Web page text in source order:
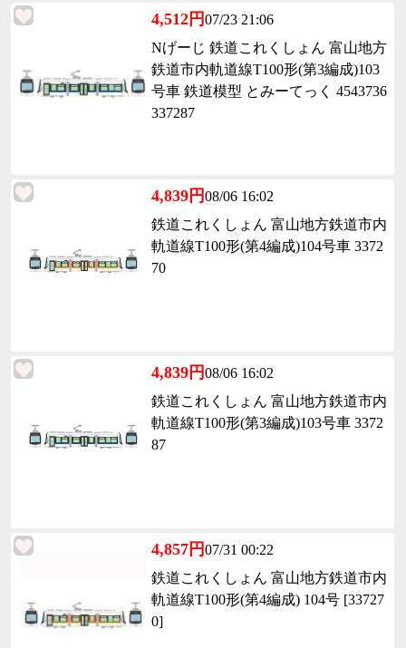
4,512円07/23 21:06
Nげーじ 鉄道これくしょん 富山地方
鉄道市内軌道線T100形(第3編成)103
号車 鉄道模型 とみーてっく 4543736
337287
4,839円08/06 16:02
鉄道これくしょん 富山地方鉄道市内
軌道線T100形(第4編成)104号車 3372
70
4,839円08/06 16:02
鉄道これくしょん 富山地方鉄道市内
軌道線T100形(第3編成)103号車 3372
87
4,857円07/31 00:22
鉄道これくしょん 富山地方鉄道市内
軌道線T100形(第4編成) 104号 [33727
0]